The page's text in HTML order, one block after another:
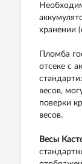
хранении
Пломба
отсеке с
весов,
поверки
весов.
Весы